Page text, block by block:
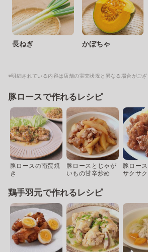
長ねぎ かぼちゃ
※明細されている内容は店舗の実売状況と異なる場合がござ
豚ロースで作れるレシピ
豚ロースの南蛮焼
き
豚ロースとじゃが
いもの甘辛炒め
豚ロー
サクサ
鶏手羽元で作れるレシピ